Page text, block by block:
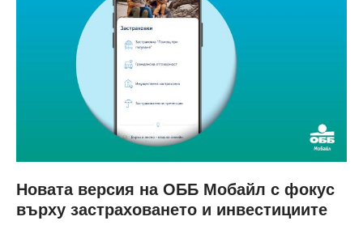
Новата версия на ОББ Мобайл с фокус
върху застраховането и инвестициите